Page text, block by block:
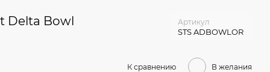
Delta Bowl Артикул
STS ADBOWLOR
К сравнению В желания